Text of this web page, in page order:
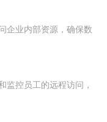
企业内部资源，确保数
监控员工的远程访问，